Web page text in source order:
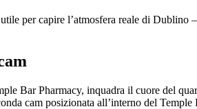
per capire l’atmosfera reale di
Bar Pharmacy, inquadra il cuore del
cam posizionata all’interno del